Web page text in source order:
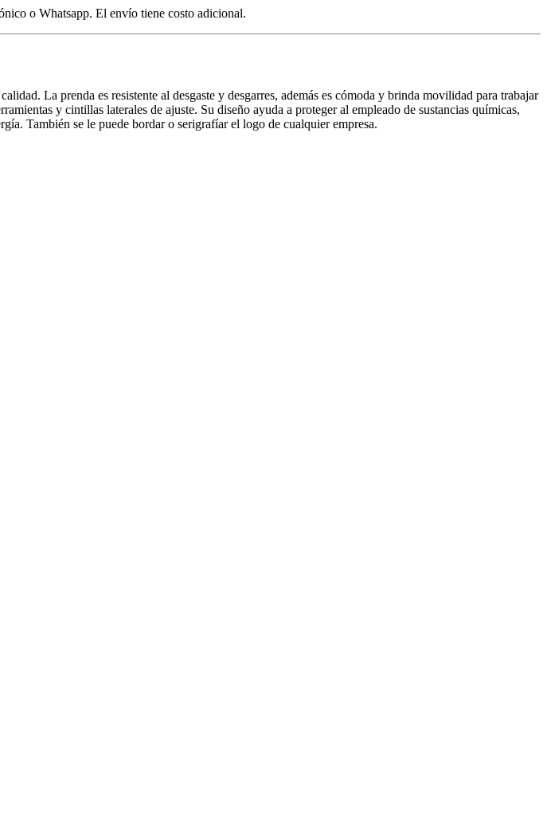
o Whatsapp. El envío tiene costo adicional.
La prenda es resistente al desgaste y desgarres, además es cómoda y brinda movilidad para trabajar
y cintillas laterales de ajuste. Su diseño ayuda a proteger al empleado de sustancias químicas,
También se le puede bordar o serigrafíar el logo de cualquier empresa.